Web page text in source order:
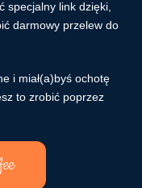
specjalny link dzięki,
darmowy przelew do
i miał(a)byś ochotę
to zrobić poprzez